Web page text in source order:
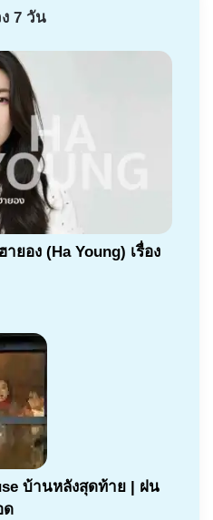
7 วัน
ยอง (Ha Young) เรื่อง
บ้านหลังสุดท้าย | ฝน
ด